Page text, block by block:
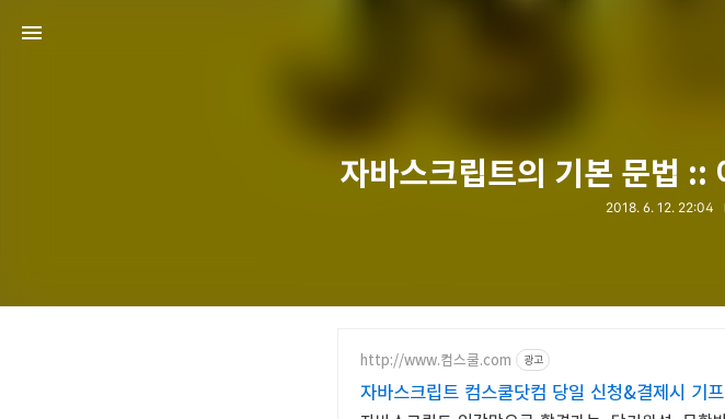
자바스크립트의 기본 문법
2018. 6. 12. 22:04
http://www.컴스쿨.com 광고
자바스크립트 컴스쿨닷컴 당일 신청&결제시 기